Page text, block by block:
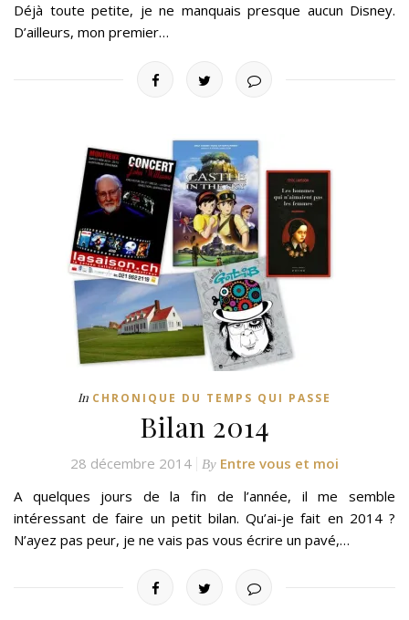
Déjà toute petite, je ne manquais presque aucun Disney.
D’ailleurs, mon premier…
In CHRONIQUE DU TEMPS QUI PASSE
Bilan 2014
28 décembre 2014 By Entre vous et moi
A quelques jours de la fin de l’année, il me semble
intéressant de faire un petit bilan. Qu’ai-je fait en 2014 ?
N’ayez pas peur, je ne vais pas vous écrire un pavé,…